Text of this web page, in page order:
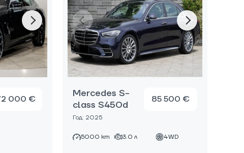
000 €
Mercedes S-
class S450d
Год: 2025
85 500 €
5000 km 3.0 л 4WD